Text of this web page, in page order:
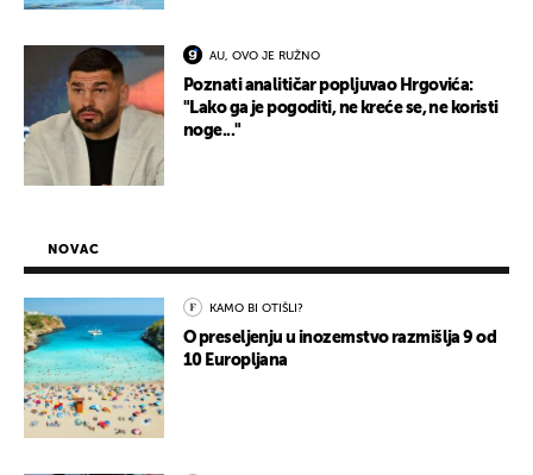
AU, OVO JE RUŽNO
Poznati analitičar popljuvao Hrgovića:
"Lako ga je pogoditi, ne kreće se, ne koristi
noge..."
NOVAC
KAMO BI OTIŠLI?
O preseljenju u inozemstvo razmišlja 9 od
10 Europljana